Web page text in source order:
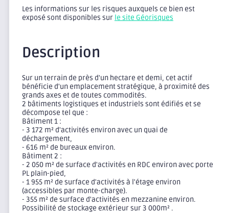
Les informations sur les risques auxquels ce bien est
exposé sont disponibles sur le site Géorisques
Description
Sur un terrain de près d'un hectare et demi, cet actif
bénéficie d'un emplacement stratégique, à proximité des
grands axes et de toutes commodités.
2 bâtiments logistiques et industriels sont édifiés et se
décompose tel que :
Bâtiment 1 :
- 3 172 m² d'activités environ avec un quai de
déchargement,
- 616 m² de bureaux environ.
Bâtiment 2 :
- 2 050 m² de surface d'activités en RDC environ avec porte
PL plain-pied,
- 1 955 m² de surface d'activités à l'étage environ
(accessibles par monte-charge).
- 355 m² de surface d'activités en mezzanine environ.
Possibilité de stockage extérieur sur 3 000m² .